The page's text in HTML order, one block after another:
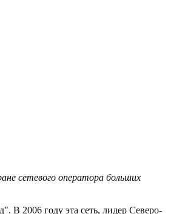
сетевого оператора больших
В 2006 году эта сеть, лидер Северо-